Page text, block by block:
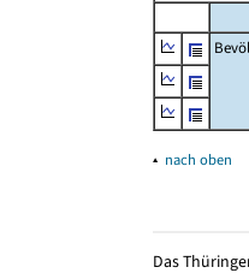
▴ nach oben
Das